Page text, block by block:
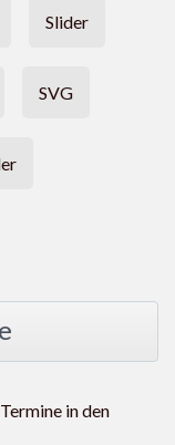
Slider
SVG
in den